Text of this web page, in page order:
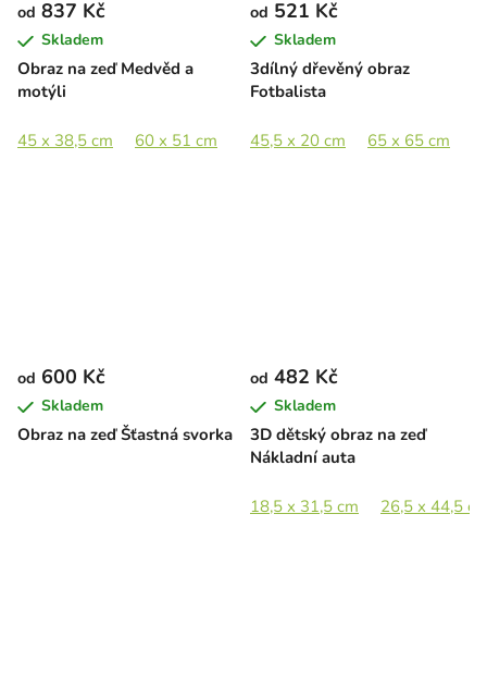
Obraz na zeď Medvěd a
motýli
od 837 Kč
Skladem
45 x 38,5 cm 60 x 51 cm 75 x 64 cm 95 x 81 cm
3dílný dřevěný obraz
Fotbalista
od 521 Kč
Skladem
45,5 x 20 cm 65 x 65 cm
Obraz na zeď Šťastná svorka
od 600 Kč
Skladem
3D dětský obraz na zeď
Nákladní auta
od 482 Kč
Skladem
18,5 x 31,5 cm 26,5 x 44,5